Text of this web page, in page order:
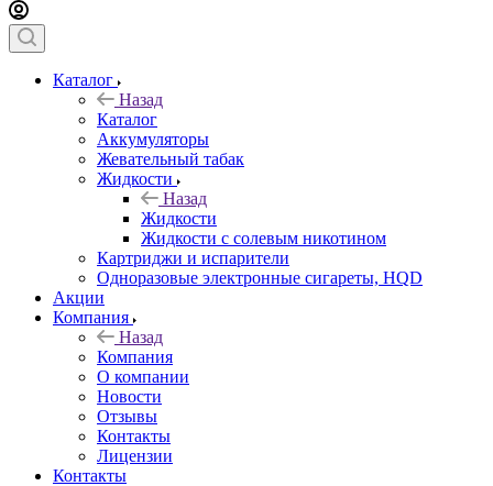
Каталог
Назад
Каталог
Аккумуляторы
Жевательный табак
Жидкости
Назад
Жидкости
Жидкости с солевым никотином
Картриджи и испарители
Одноразовые электронные сигареты, HQD
Акции
Компания
Назад
Компания
О компании
Новости
Отзывы
Контакты
Лицензии
Контакты